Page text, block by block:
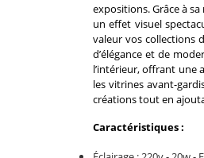
expositions. Grâce à
un effet visuel
valeur vos collections
d’élégance et de
l’intérieur, offrant une
les vitrines avant-
créations tout en
Caractéristiques :